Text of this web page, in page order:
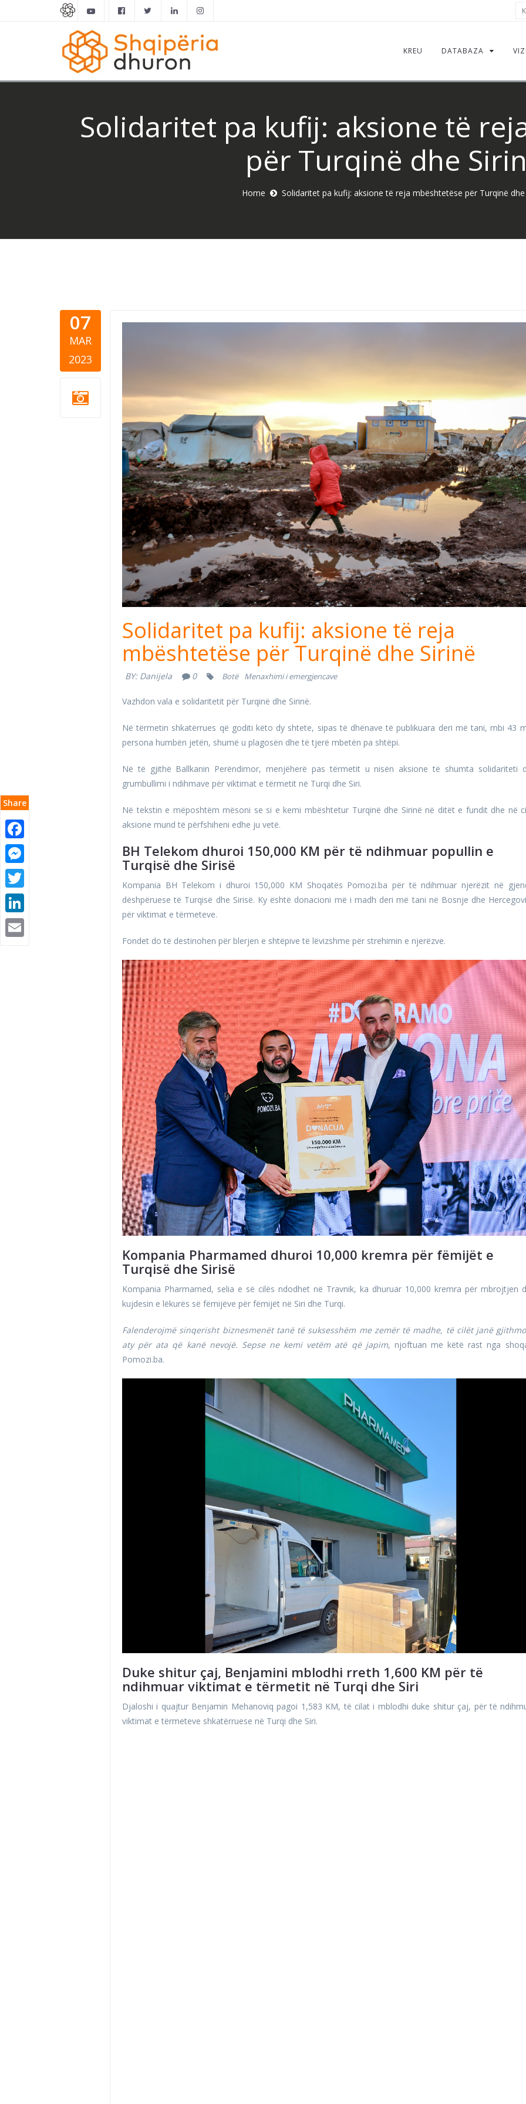
KREU DATABAZA
Solidaritet pa kufij: aksione të
për Turqinë dhe
Home Solidaritet pa kufij: aksione të reja mbështetëse për Turqinë dhe
07
MAR
2023
Share
turska-sirija-cover (1).png
Solidaritet pa kufij: aksione të reja
mbështetëse për Turqinë dhe Sirinë
BY: Danijela 0 Botë Menaxhimi i emergjencave
Vazhdon vala e solidaritetit për Turqinë dhe Sirinë.
Në tërmetin shkatërrues që goditi këto dy shtete, sipas të dhënave të publikuara deri më tani, mbi 43
persona humbën jetën, shumë u plagosën dhe të tjerë mbetën pa shtëpi.
Në të gjithë Ballkanin Perëndimor, menjëherë pas tërmetit u nisën aksione të shumta solidariteti
grumbullimi i ndihmave për viktimat e tërmetit në Turqi dhe Siri.
Në tekstin e mëposhtëm mësoni se si e kemi mbështetur Turqinë dhe Sirinë në ditët e fundit dhe në
aksione mund të përfshiheni edhe ju vetë.
BH Telekom dhuroi 150,000 KM për të ndihmuar popullin e
Turqisë dhe Sirisë
Kompania BH Telekom i dhuroi 150,000 KM Shoqatës Pomozi.ba për të ndihmuar njerëzit në
dëshpëruese të Turqisë dhe Sirisë. Ky është donacioni më i madh deri më tani në Bosnje dhe
për viktimat e tërmeteve.
Fondet do të destinohen për blerjen e shtëpive të lëvizshme për strehimin e njerëzve.
Kompania Pharmamed dhuroi 10,000 kremra për fëmijët e
Turqisë dhe Sirisë
Kompania Pharmamed, selia e së cilës ndodhet në Travnik, ka dhuruar 10,000 kremra për mbrojtjen
kujdesin e lëkurës së fëmijëve për fëmijët në Siri dhe Turqi.
Falenderojmë sinqerisht biznesmenët tanë të suksesshëm me zemër të madhe, të cilët janë
aty për ata që kanë nevojë. Sepse ne kemi vetëm atë që japim, njoftuan me këtë rast nga
Pomozi.ba.
Duke shitur çaj, Benjamini mblodhi rreth 1,600 KM për të
ndihmuar viktimat e tërmetit në Turqi dhe Siri
Djaloshi i quajtur Benjamin Mehanoviq pagoi 1,583 KM, të cilat i mblodhi duke shitur çaj, për të
viktimat e tërmeteve shkatërruese në Turqi dhe Siri.